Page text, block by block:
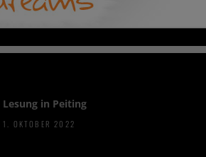
Lesung in Peiting
1. OKTOBER 2022